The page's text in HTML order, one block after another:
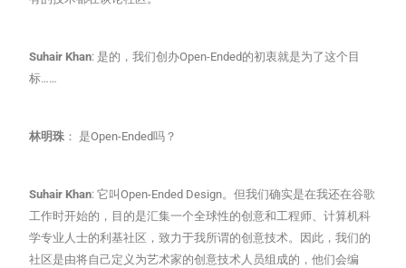
Suhair Khan: 是的，我们创办Open-Ended的初衷就是为了这个目
标……
林明珠 ： 是Open-Ended吗？
Suhair Khan: 它叫Open-Ended Design。但我们确实是在我还在谷歌
工作时开始的，目的是汇集一个全球性的创意和工程师、计算机科
学专业人士的利基社区，致力于我所谓的创意技术。因此，我们的
社区是由将自己定义为艺术家的创意技术人员组成的，他们会编